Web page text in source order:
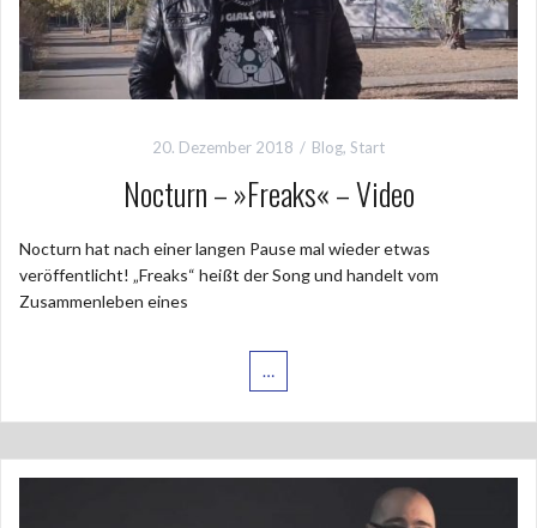
20. Dezember 2018 Blog, Start
Nocturn – »Freaks« – Video
Nocturn hat nach einer langen Pause mal wieder etwas
veröffentlicht! „Freaks“ heißt der Song und handelt vom
Zusammenleben eines
…